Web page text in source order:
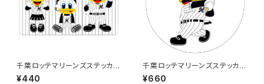
千葉ロッテマリーンズステッカー
10
¥440
千葉ロッテマリーンズステッカー
8（大）
¥660